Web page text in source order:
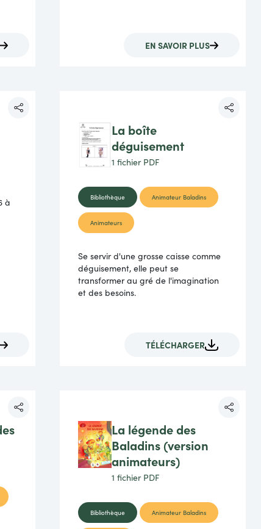
EN SAVOIR PLUS
à
La boîte
déguisement
1 fichier PDF
Bibliothèque Animateur Baladins
Animateurs
Se servir d'une grosse caisse comme
déguisement, elle peut se
transformer au gré de l'imagination
et des besoins.
TÉLÉCHARGER
La légende des
Baladins (version
animateurs)
1 fichier PDF
Bibliothèque Animateur Baladins